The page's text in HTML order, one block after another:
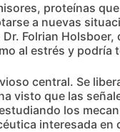
proteínas
a nuevas
Folrian
al estrés y
central. Se
visto que las
los
interesada